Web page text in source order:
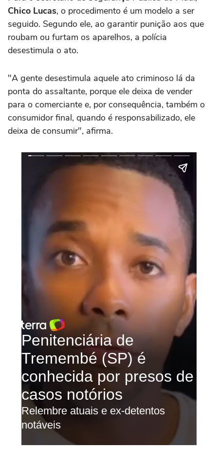
Chico Lucas, o procedimento é um modelo a ser
seguido. Segundo ele, ao garantir punição aos que
roubam ou furtam os aparelhos, a polícia
desestimula o ato.
"A gente desestimula aquele ato criminoso lá da
ponta do assaltante, porque ele deixa de vender
para o comerciante e, por consequência, também o
consumidor final, quando é responsabilizado, ele
deixa de consumir", afirma.